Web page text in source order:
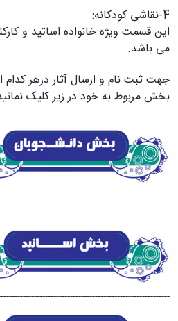
اجتماعی
مدیر
حمایت
و
فرهنگی
و
4-نقاشی کودکانه:
می باشد.
جهت ثبت نام و ارسال آثار درهر
بخشمربوط به خود در زیر کلیک